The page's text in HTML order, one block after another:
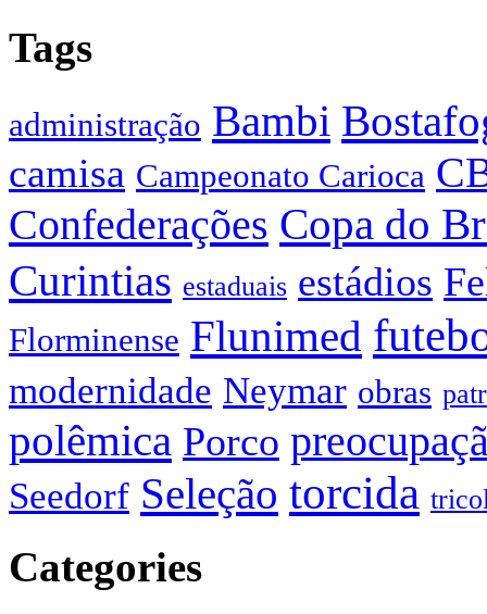
Tags
administração Bambi
camisa Campeonato Carioca
Confederações Copa do
Curintias estaduais estádios
Florminense Flunimed
modernidade Neymar obras
polêmica Porco
Seedorf Seleção torcida
Categories